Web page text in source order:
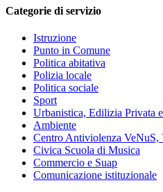
Categorie di servizio
Istruzione
Punto in Comune
Politica abitativa
Polizia locale
Politica sociale
Sport
Urbanistica, Edilizia Privata
Ambiente
Centro Antiviolenza VeNuS,
Civica Scuola di Musica
Commercio e Suap
Comunicazione istituzionale